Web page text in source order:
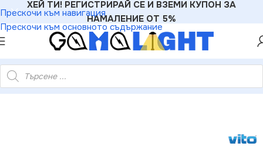
Прескочи към навигация
Прескочи към основното съдържание
ХЕЙ ТИ! РЕГИСТРИРАЙ СЕ И ВЗЕМИ КУПОН ЗА
НАМАЛЕНИЕ ОТ 5%
3M (самозалепваща лента). 10mm. IP20. 4000K. 5m ролка